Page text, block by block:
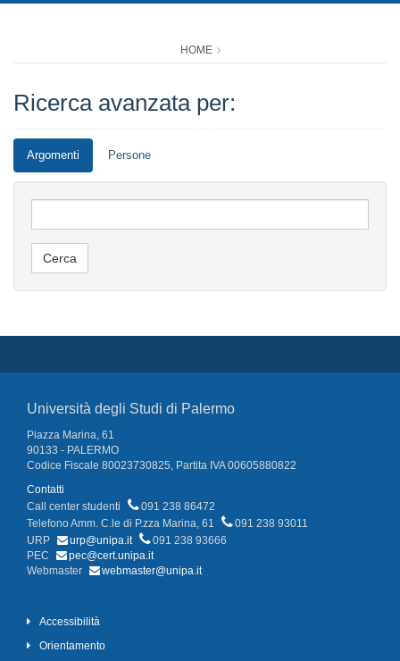
HOME
Ricerca avanzata per:
Argomenti Persone
Università degli Studi di Palermo
Piazza Marina, 61
90133 - PALERMO
Codice Fiscale 80023730825, Partita IVA 00605880822
Contatti
Call center studenti
091 238 86472
Telefono Amm. C.le di P.zza Marina, 61
091 238 93011
URP
urp@unipa.it
091 238 93666
PEC
pec@cert.unipa.it
Webmaster
webmaster@unipa.it
Accessibilità
Orientamento